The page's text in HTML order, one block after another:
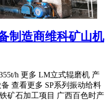
制造商维科矿山机
h 更多 LM立式辊磨机 产
查看更多 SP系列振动给料
矿石加工项目 广西百色时产